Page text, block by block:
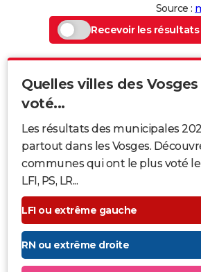
Source :
Recevoir les résultats
Quelles villes des
voté...
Les résultats des municipales
partout dans les Vosges.
communes qui ont le plus voté le
LFI, PS, LR...
LFI ou extrême gauche
RN ou extrême droite